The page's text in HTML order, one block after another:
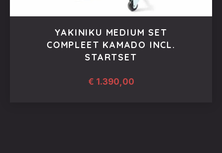
YAKINIKU MEDIUM SET
COMPLEET KAMADO INCL.
STARTSET
€ 1.390,00